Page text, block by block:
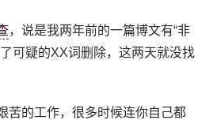
，说是我两年前的一篇博文有“非
可疑的XX词删除，这两天就没找
苦的工作，很多时候连你自己都